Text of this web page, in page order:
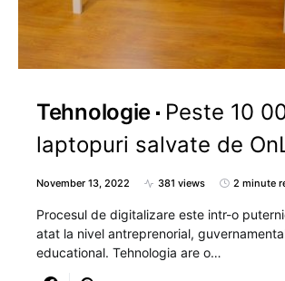
Tehnologie
Peste 10
laptopuri salvate de
November 13, 2022 381 views 2 minute
Procesul de digitalizare este intr-o
atat la nivel antreprenorial,
educational. Tehnologia are o…